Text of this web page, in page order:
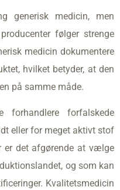
generisk medicin, men
følger strenge
medicin dokumentere
hvilket betyder, at den
på samme måde.
forfalskede
eller for meget aktivt stof
er det afgørende at vælge
og som kan
Kvalitetsmedicin